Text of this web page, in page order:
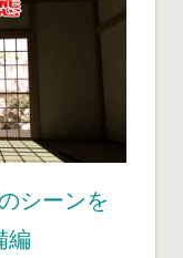
シーンを